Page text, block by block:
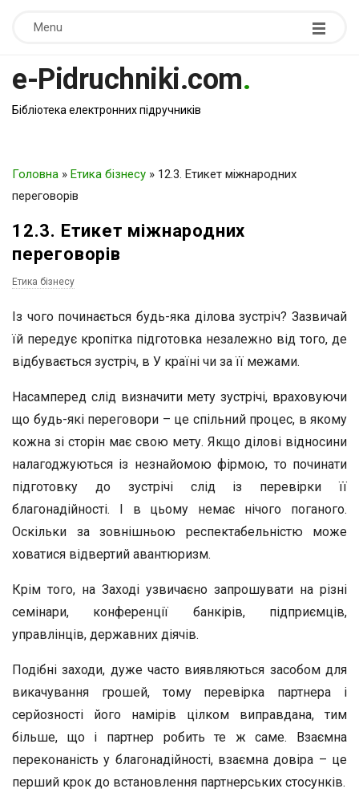
Menu
e-Pidruchniki.com.
Бібліотека електронних підручників
Головна » Етика бізнесу » 12.3. Етикет міжнародних
переговорів
12.3. Етикет міжнародних
переговорів
Етика бізнесу
Із чого починається будь-яка ділова зустріч? Зазвичай
їй передує кропітка підготовка незалежно від того, де
відбувається зустріч, в У країні чи за її межами.
Насамперед слід визначити мету зустрічі, враховуючи
що будь-які переговори – це спільний процес, в якому
кожна зі сторін має свою мету. Якщо ділові відносини
налагоджуються із незнайомою фірмою, то починати
підготовку до зустрічі слід із перевірки її
благонадійності. І в цьому немає нічого поганого.
Оскільки за зовнішньою респектабельністю може
ховатися відвертий авантюризм.
Крім того, на Заході узвичаєно запрошувати на різні
семінари, конференції банкірів, підприємців,
управлінців, державних діячів.
Подібні заходи, дуже часто виявляються засобом для
викачування грошей, тому перевірка партнера і
серйозності його намірів цілком виправдана, тим
більше, що і партнер робить те ж саме. Взаємна
переконаність у благонадійності, взаємна довіра – це
перший крок до встановлення партнерських стосунків.